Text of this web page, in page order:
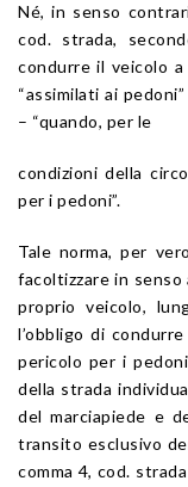
Né, in senso
cod. strada,
condurre il veicolo a
“assimilati ai
– “quando, per le
condizioni della
per i pedoni”.
Tale norma, per
facoltizzare in
proprio veicolo,
l’obbligo di
pericolo per i
della strada
del marciapiede e
transito esclusivo
comma 4, cod. strada